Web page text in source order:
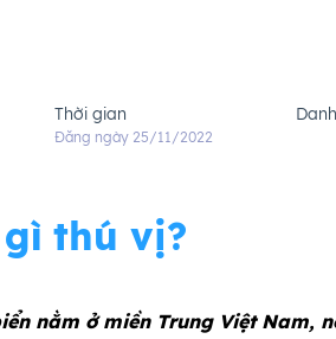
Thời gian
Đăng ngày 25/11/2022
thú vị?
nằm ở miền Trung Việt Nam,